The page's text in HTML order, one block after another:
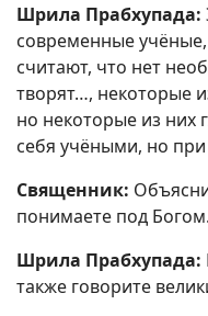
Шрила Прабхупада:
современные
считают, что нет
творят…, некоторые
но некоторые из них
себя учёными, но
Священник:
понимаете под Богом.
Шрила Прабхупада:
также говорите